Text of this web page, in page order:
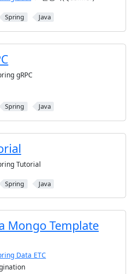
Spring Java
gRPC
Spring Java
Tutorial
Spring Java
Mongo Template
Data ETC